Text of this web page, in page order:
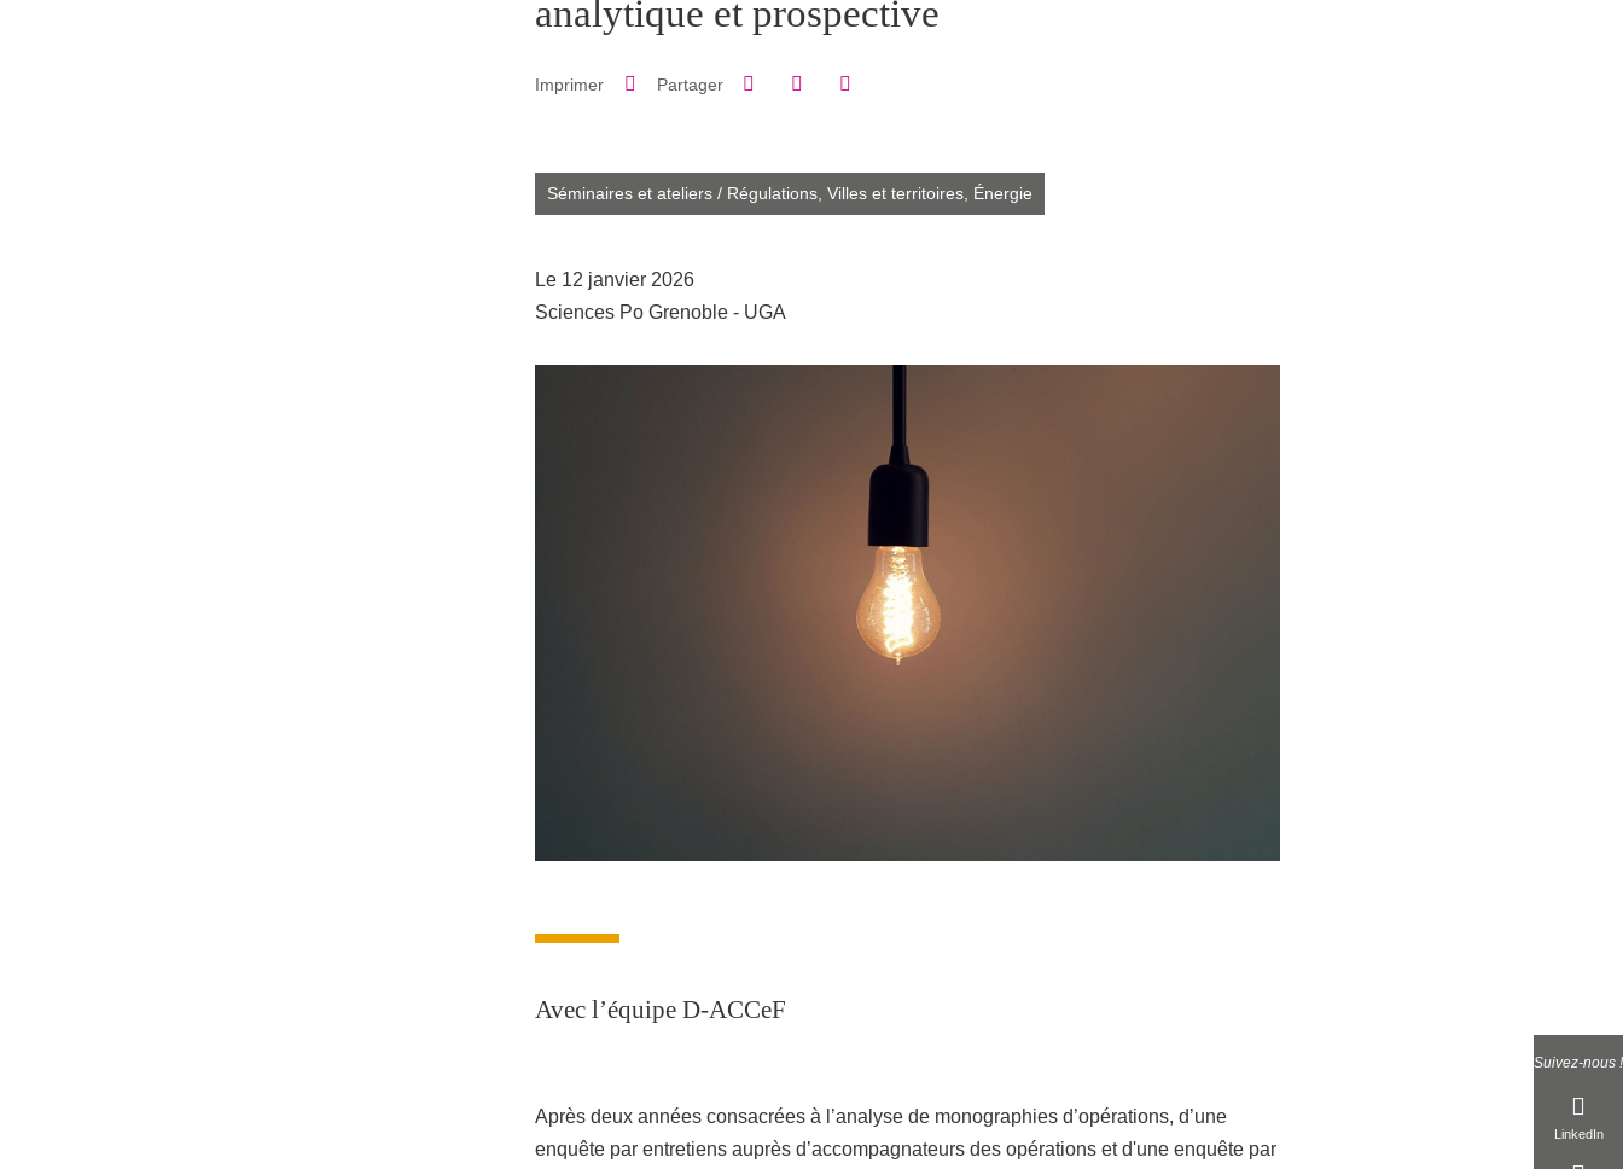
Suivez-nous !
LinkedIn
analytique et prospective
Imprimer Partager Partager sur Facebook
Partager sur LinkedIn
Séminaires et ateliers/ Régulations, Villes et territoires, Énergie
Le 12 janvier 2026
Sciences Po Grenoble - UGA
Avec l’équipe D-ACCeF
Après deux années consacrées à l’analyse de monographies d’opérations, d’une
enquête par entretiens auprès d’accompagnateurs des opérations et d'une enquête par